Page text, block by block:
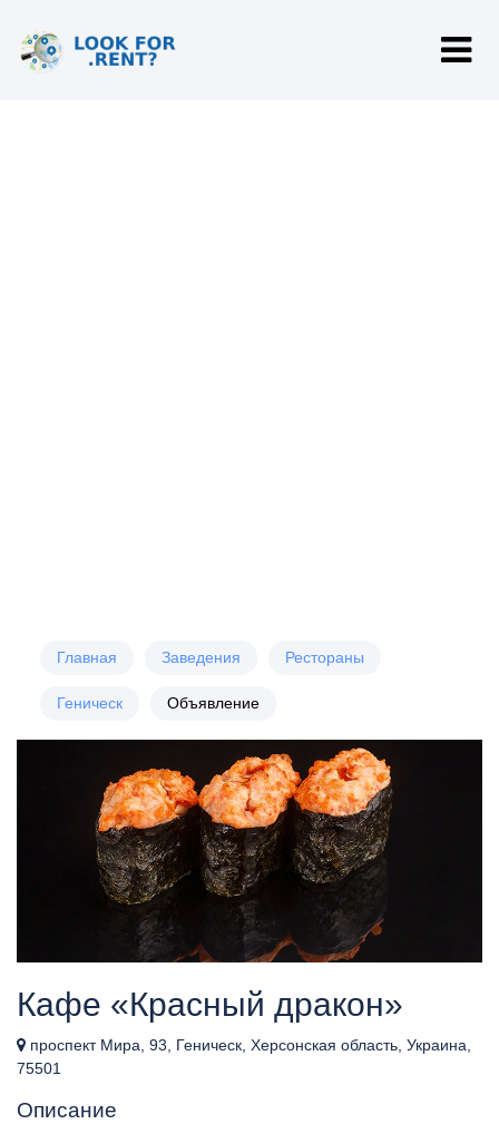
Главная Заведения Рестораны
Геническ Объявление
Кафе «Красный дракон»
проспект Мира, 93, Геническ, Херсонская область, Украина,
75501
Описание